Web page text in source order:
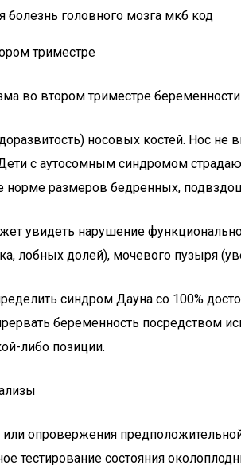
болезнь головного мозга мкб код
триместре
во втором триместре
носовых костей. Нос
с аутосомным синдромом
норме размеров бедренных,
увидеть нарушение
лобных долей), мочевого пузыря
синдром Дауна со 100%
беременность посредством
либо позиции.
опровержения
тестирование состояния